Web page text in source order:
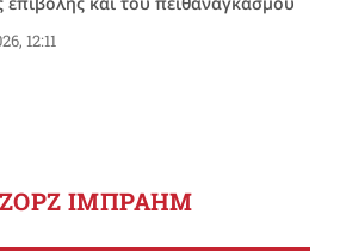
12:11
ΙΜΠΡΑΗΜ